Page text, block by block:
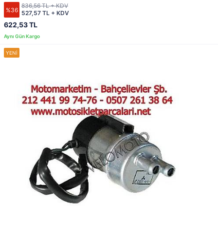
%36
622,53 TL
527,57 TL + KDV
836,56 TL + KDV